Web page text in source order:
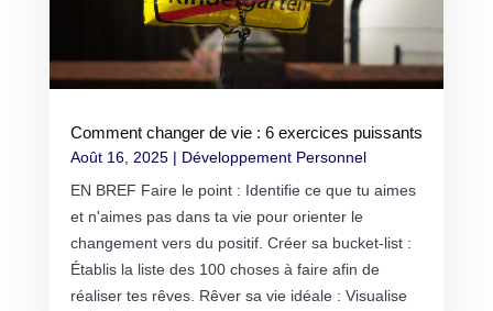
Comment changer de vie : 6 exercices puissants
Août 16, 2025| Développement Personnel
EN BREF Faire le point : Identifie ce que tu aimes
et n'aimes pas dans ta vie pour orienter le
changement vers du positif. Créer sa bucket-list :
Établis la liste des 100 choses à faire afin de
réaliser tes rêves. Rêver sa vie idéale : Visualise